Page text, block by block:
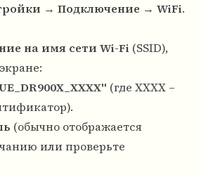
→ Подключение → WiFi.
на имя сети Wi-Fi (SSID),
(где XXXX –
(обычно отображается
или проверьте